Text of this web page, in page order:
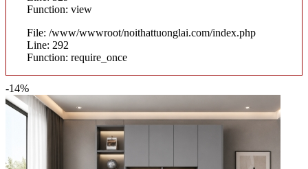
Function: view
File: /www/wwwroot/noithattuonglai.com/index.php
Line: 292
Function: require_once
-14%